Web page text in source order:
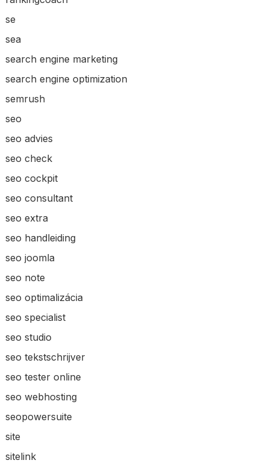
se
sea
search engine marketing
search engine optimization
semrush
seo
seo advies
seo check
seo cockpit
seo consultant
seo extra
seo handleiding
seo joomla
seo note
seo optimalizácia
seo specialist
seo studio
seo tekstschrijver
seo tester online
seo webhosting
seopowersuite
site
sitelink